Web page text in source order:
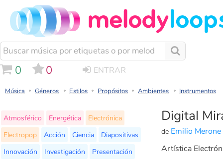
0 0 ENTRAR
Música Géneros Estilos Propósitos Ambientes Instrumentos
Digital
de Emilio Merone
Atmosférico Energética
Electrónica
Electropop
Acción Ciencia
Diapositivas
Innovación
Investigación
Presentación
Artística